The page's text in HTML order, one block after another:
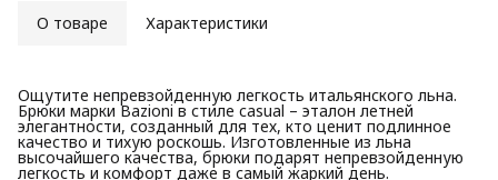
О товаре Характеристики
Ощутите непревзойденную легкость итальянского льна.
Брюки марки Bazioni в стиле casual – эталон летней
элегантности, созданный для тех, кто ценит подлинное
качество и тихую роскошь. Изготовленные из льна
высочайшего качества, брюки подарят непревзойденную
легкость и комфорт даже в самый жаркий день.